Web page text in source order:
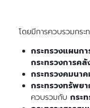
โดยมีการควบรวมกร
กระทรวงแผนก
กระทรวงการคลั
กระทรวงคมนา
กระทรวงทรัพย
ควบรวมกับ กระ